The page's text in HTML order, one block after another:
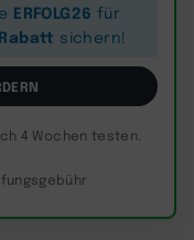
ERFOLG26 für
sichern!
4 Wochen testen.